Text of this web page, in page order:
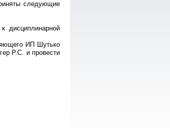
следующие
дисциплинарной
ИП Шутько
Р.С. и провести